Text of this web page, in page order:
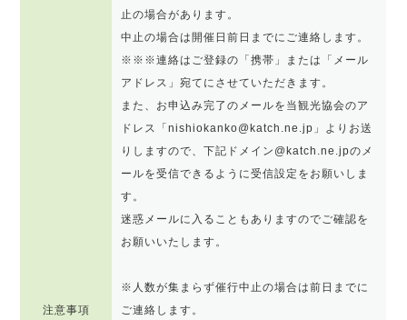
注意事項
止の場合があります。
中止の場合は開催日前日までにご連絡します。
※※※連絡はご登録の「携帯」または「メール
アドレス」宛てにさせていただきます。
また、お申込み完了のメールを当観光協会のア
ドレス「nishiokanko@katch.ne.jp」よりお送
りしますので、下記ドメイン@katch.ne.jpのメ
ールを受信できるように受信設定をお願いしま
す。
迷惑メールに入ることもありますのでご確認を
お願いいたします。
※人数が集まらず催行中止の場合は前日までに
ご連絡します。